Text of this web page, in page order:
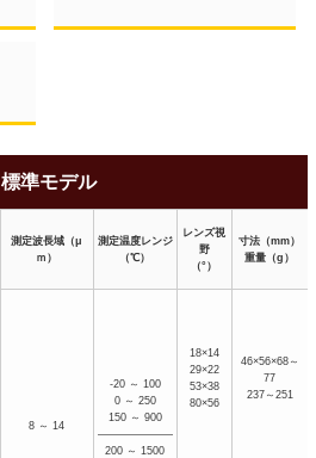
標準モデル
測定波長域（μ
ｍ）
測定温度レンジ
（℃）
レンズ視
野
（°）
寸法（mm）
重量（g）
8 ～ 14
-20 ～ 100
0 ～ 250
150 ～ 900
―――――――
200 ～ 1500
18×14
29×22
53×38
80×56
46×56×68～
77
237～251